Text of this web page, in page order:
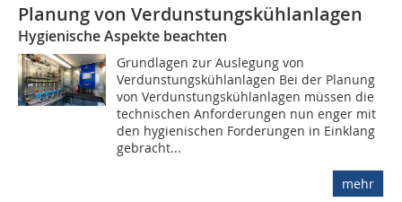
Planung von Verdunstungskühlanlagen
Hygienische Aspekte beachten
Grundlagen zur Auslegung von
Verdunstungskühlanlagen Bei der Planung
von Verdunstungskühlanlagen müssen die
technischen Anforderungen nun enger mit
den hygienischen Forderungen in Einklang
gebracht...
mehr